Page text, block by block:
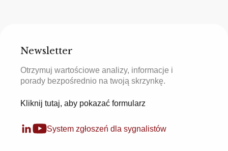
Newsletter
Otrzymuj wartościowe analizy, informacje i
porady bezpośrednio na twoją skrzynkę.
Kliknij tutaj, aby pokazać formularz
System zgłoszeń dla sygnalistów